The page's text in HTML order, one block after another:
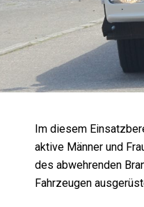
Im diesem
aktive Männer und
des abwehrenden
Fahrzeugen